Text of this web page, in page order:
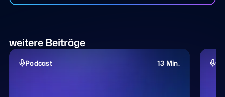
weitere Beiträge
Podcast 13 Min.